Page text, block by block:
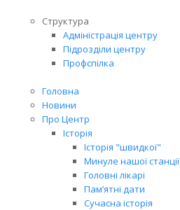
Структура
Адміністрація центру
Підрозділи центру
Профспілка
Головна
Новини
Про Центр
Історія
Історія "швидкої"
Минуле нашої станції
Головні лікарі
Пам’ятні дати
Сучасна історія